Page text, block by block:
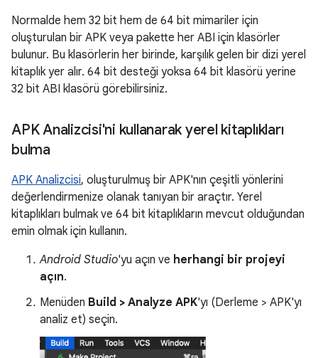
Normalde hem 32 bit hem de 64 bit mimariler için
oluşturulan bir APK veya pakette her ABI için klasörler
bulunur. Bu klasörlerin her birinde, karşılık gelen bir dizi yerel
kitaplık yer alır. 64 bit desteği yoksa 64 bit klasörü yerine
32 bit ABI klasörü görebilirsiniz.
APK Analizcisi'ni kullanarak yerel kitaplıkları
bulma
APK Analizcisi, oluşturulmuş bir APK'nın çeşitli yönlerini
değerlendirmenize olanak tanıyan bir araçtır. Yerel
kitaplıkları bulmak ve 64 bit kitaplıkların mevcut olduğundan
emin olmak için kullanın.
Android Studio'yu açın ve herhangi bir projeyi
açın.
Menüden Build > Analyze APK'yı (Derleme > APK'yı
analiz et) seçin.